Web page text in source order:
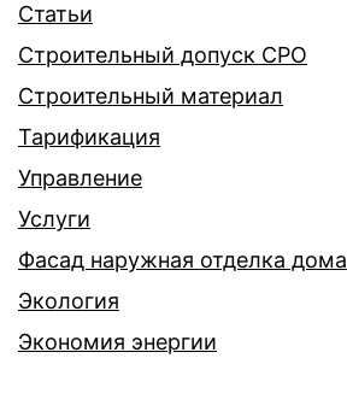
Статьи
Строительный допуск СРО
Строительный материал
Тарификация
Управление
Услуги
Фасад наружная отделка дома
Экология
Экономия энергии